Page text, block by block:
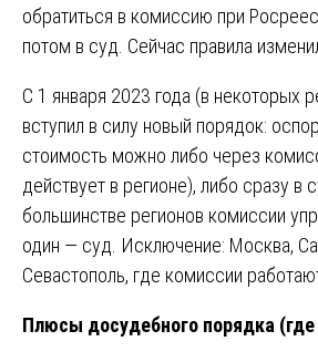
обратиться в комиссию при
потом в суд. Сейчас правила
С 1 января 2023 года (в некоторых
вступил в силу новый порядок:
стоимость можно либо через
действует в регионе), либо сразу в
большинстве регионов комиссии
один — суд. Исключение: Москва,
Севастополь, где комиссии
Плюсы досудебного порядка (где